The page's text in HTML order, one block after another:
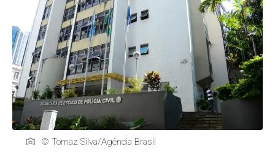
© Tomaz Silva/Agência Brasil